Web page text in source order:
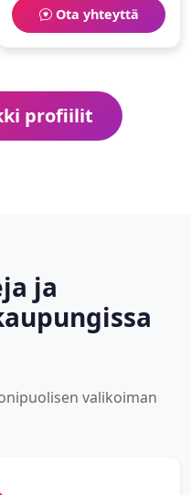
ja mindfulness. Etsin
aitoa ja rehellistä
kumppania.
Ota yhteyttä
profiilit
ja
valikoiman